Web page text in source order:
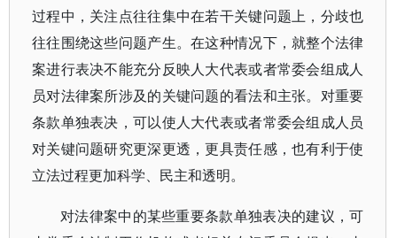
过程中，关注点往往集中在若干关键问题上，分歧也
往往围绕这些问题产生。在这种情况下，就整个法律
案进行表决不能充分反映人大代表或者常委会组成人
员对法律案所涉及的关键问题的看法和主张。对重要
条款单独表决，可以使人大代表或者常委会组成人员
对关键问题研究更深更透，更具责任感，也有利于使
立法过程更加科学、民主和透明。
对法律案中的某些重要条款单独表决的建议，可